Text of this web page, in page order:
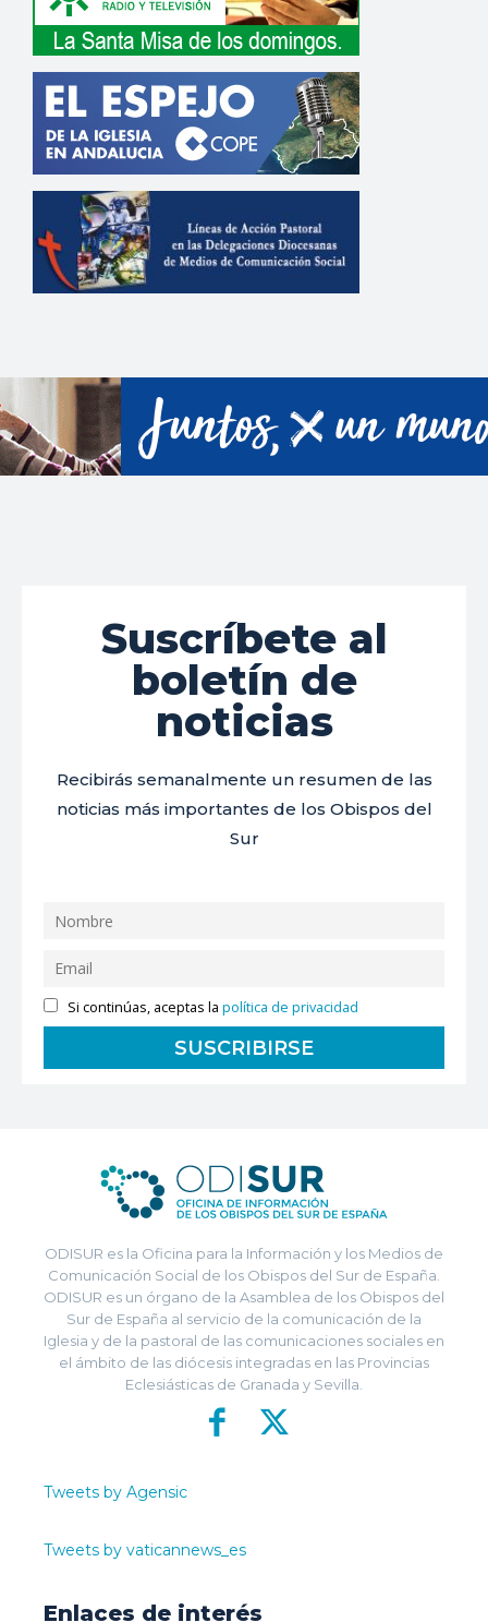
Suscríbete al
boletín de
noticias
Recibirás semanalmente un resumen de las
noticias más importantes de los Obispos del
Sur
Si continúas, aceptas lapolítica de privacidad
ODISUR es la Oficina para la Información y los Medios de
Comunicación Social de los Obispos del Sur de España.
ODISUR es un órgano de la Asamblea de los Obispos del
Sur de España al servicio de la comunicación de la
Iglesia y de la pastoral de las comunicaciones sociales en
el ámbito de las diócesis integradas en las Provincias
Eclesiásticas de Granada y Sevilla.
Tweets by Agensic
Tweets by vaticannews_es
Enlaces de interés